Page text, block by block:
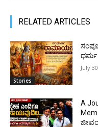
RELATED ARTICLES
Stories
ಧರ್ಮ
July
A